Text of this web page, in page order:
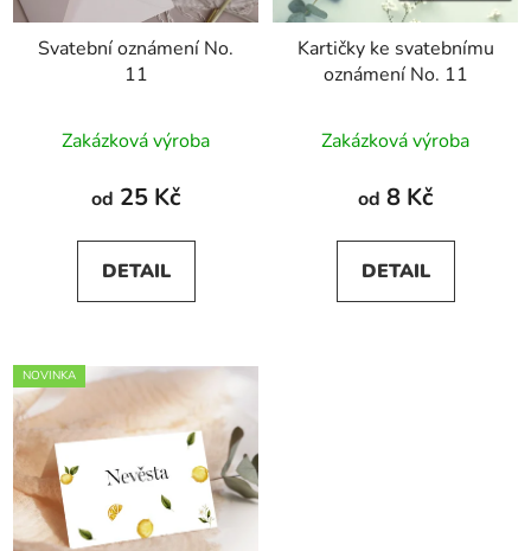
Svatební oznámení No.
11
Zakázková výroba
od 25 Kč
DETAIL
Kartičky ke svatebnímu
oznámení No. 11
Zakázková výroba
od 8 Kč
DETAIL
NOVINKA